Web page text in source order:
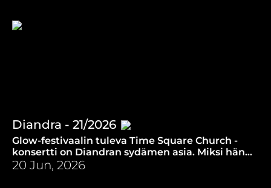
Diandra - 21/2026
Glow-festivaalin tuleva Time Square Church -
konsertti on Diandran sydämen asia. Miksi hän
on käynyt tuossa seurakunnassa lähes sata
20 Jun, 2026